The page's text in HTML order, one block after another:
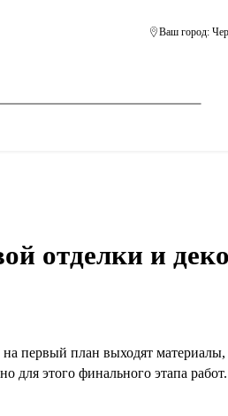
Ваш город:
отделки и
первый план выходят
для этого финального этапа